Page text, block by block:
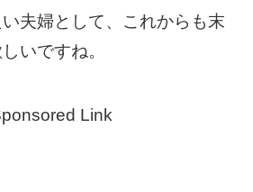
夫婦として、これからも末
いですね。
Link